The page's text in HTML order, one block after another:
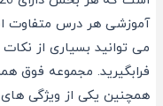
آموزشی هر درس متفاوت
می توانید بسیاری از نکات
فرابگیرید. مجموعه فوق
همچنین یکی از ویژگی